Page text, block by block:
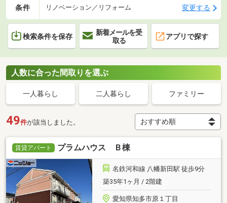
条件 リノベーション／リフォーム 変更する
検索条件を保存
新着メールを受
取る
アプリで探す
人数に合った間取りを選ぶ
一人暮らし 二人暮らし ファミリー
49件が該当しました。
賃貸アパート プラムハウス Ｂ棟
名鉄河和線 八幡新田駅 徒歩9分
築35年1ヶ月 / 2階建
愛知県知多市原１丁目